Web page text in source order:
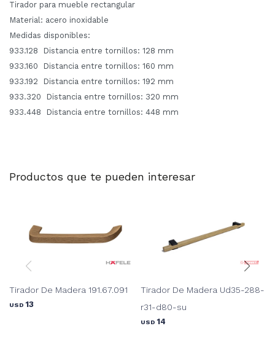
Tirador para mueble rectangular
Material: acero inoxidable
Medidas disponibles:
933.128 Distancia entre tornillos: 128 mm
933.160 Distancia entre tornillos: 160 mm
933.192 Distancia entre tornillos: 192 mm
933.320 Distancia entre tornillos: 320 mm
933.448 Distancia entre tornillos: 448 mm
Productos que te pueden interesar
Tirador De Madera 191.67.091
USD 13
Tirador De Madera Ud35-288-
r31-d80-su
USD 14